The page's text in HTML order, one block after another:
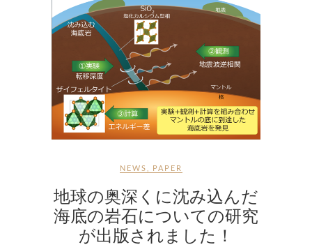
NEWS PAPER
地球の奥深くに沈み込んだ
海底の岩石についての研究
が出版されました！